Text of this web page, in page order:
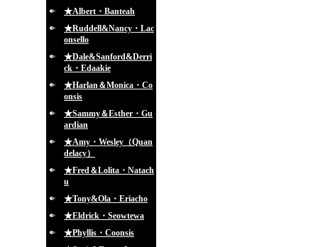
★Albert・Banteah
★Ruddell&Nancy・Lac
onsello
★Dale&Sanford&Derri
ck・Edaakie
★Harlan＆Monica・Co
onsis
★Sammy＆Esther・Gu
ardian
★Amy・Wesley（Quan
delacy）
★Fred＆Lolita・Natach
u
★Tony&Ola・Eriacho
★Eldrick・Seowtewa
★Phyllis・Coonsis